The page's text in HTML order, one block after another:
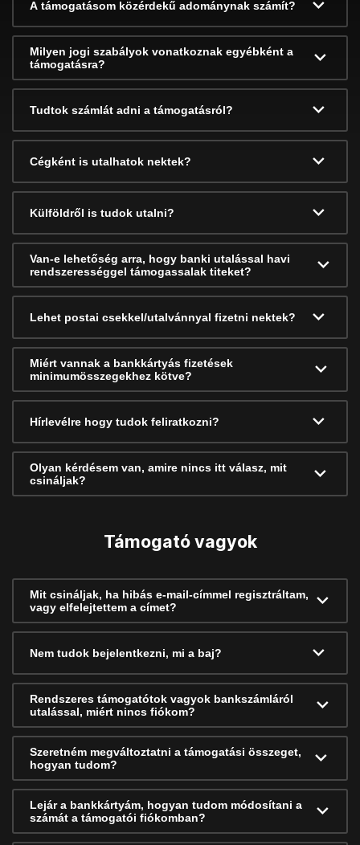
A támogatásom közérdekű adománynak számít?
Milyen jogi szabályok vonatkoznak egyébként a
támogatásra?
Tudtok számlát adni a támogatásról?
Cégként is utalhatok nektek?
Külföldről is tudok utalni?
Van-e lehetőség arra, hogy banki utalással havi
rendszerességgel támogassalak titeket?
Lehet postai csekkel/utalvánnyal fizetni nektek?
Miért vannak a bankkártyás fizetések
minimumösszegekhez kötve?
Hírlevélre hogy tudok feliratkozni?
Olyan kérdésem van, amire nincs itt válasz, mit
csináljak?
Támogató vagyok
Mit csináljak, ha hibás e-mail-címmel regisztráltam,
vagy elfelejtettem a címet?
Nem tudok bejelentkezni, mi a baj?
Rendszeres támogatótok vagyok bankszámláról
utalással, miért nincs fiókom?
Szeretném megváltoztatni a támogatási összeget,
hogyan tudom?
Lejár a bankkártyám, hogyan tudom módosítani a
számát a támogatói fiókomban?